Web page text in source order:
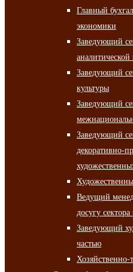
Главный
экономики
Заведующий
Заведующий
культуры
Заведующий
Заведующий
декоративно-
Ведущий
досугу
Заведующий
частью
Хозяйственно-